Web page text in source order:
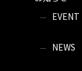
EVENT
NEWS